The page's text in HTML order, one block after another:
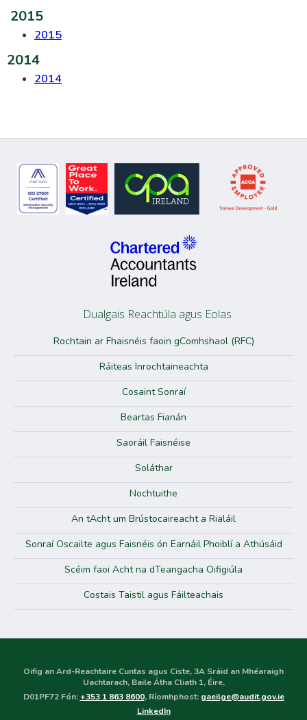
2015
2015
2014
2014
Dualgais Reachtúla agus Eolas
Rochtain ar Fhaisnéis faoin gComhshaol (RFC)
Ráiteas Inrochtaineachta
Cosaint Sonraí
Beartas Fianán
Saoráil Faisnéise
Soláthar
Nochtuithe
An tAcht um Brústocaireacht a Rialáil
Sonraí Oscailte agus Faisnéis ón Earnáil Phoiblí a Athúsáid
Scéim faoi Acht na dTeangacha Oifigiúla
Costais Taistil agus Fáilteachais
Oifig an Ard-Reachtaire Cuntas agus Ciste, 3A Sráid an Mhéaraigh
Uachtarach, Baile Átha Cliath 1, Éire,
D01PF72 Fón:+353 1 863 8600, Ríomhphost: gaeilge@audit.gov.ie
LinkedIn